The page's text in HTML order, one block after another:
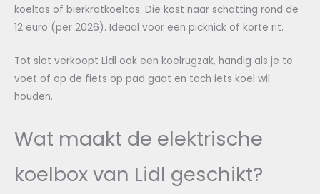
koeltas of bierkratkoeltas. Die kost naar schatting rond de
12 euro (per 2026). Ideaal voor een picknick of korte rit.
Tot slot verkoopt Lidl ook een koelrugzak, handig als je te
voet of op de fiets op pad gaat en toch iets koel wil
houden.
Wat maakt de elektrische
koelbox van Lidl geschikt?